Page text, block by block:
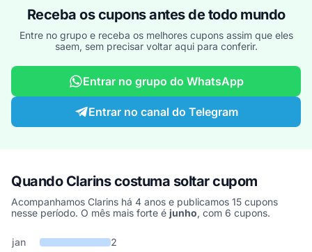
Receba os cupons antes de todo mundo
Entre no grupo e receba os melhores cupons assim que eles
saem, sem precisar voltar aqui para conferir.
Entrar no grupo do WhatsApp
Entrar no canal do Telegram
Quando Clarins costuma soltar cupom
Acompanhamos Clarins há 4 anos e publicamos 15 cupons
nesse período. O mês mais forte é junho, com 6 cupons.
Cupons de Clarins publicados por mês, somando os últimos 4
Mês Cupons publicados
jan 2